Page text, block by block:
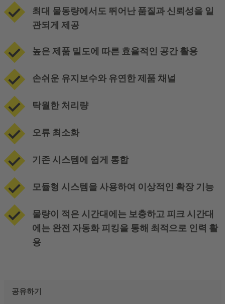
최대 물동량에서도 뛰어난 품질과 신뢰성을 일
관되게 제공
높은 제품 밀도에 따른 효율적인 공간 활용
손쉬운 유지보수와 유연한 제품 채널
탁월한 처리량
오류 최소화
기존 시스템에 쉽게 통합
모듈형 시스템을 사용하여 이상적인 확장 기능
물량이 적은 시간대에는 보충하고 피크 시간대
에는 완전 자동화 피킹을 통해 최적으로 인력 활
용
공유하기